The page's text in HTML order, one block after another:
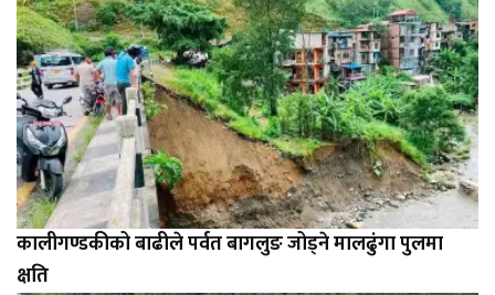
कालीगण्डकीको बाढीले पर्वत बागलुङ जोड्ने मालढुंगा पुलमा
क्षति